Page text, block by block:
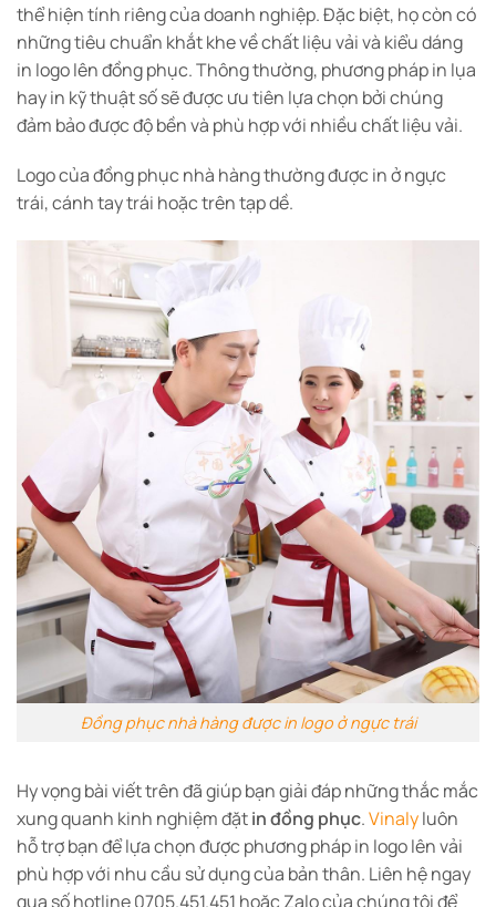
thể hiện tính riêng của doanh nghiệp. Đặc biệt, họ còn có
những tiêu chuẩn khắt khe về chất liệu vải và kiểu dáng
in logo lên đồng phục. Thông thường, phương pháp in lụa
hay in kỹ thuật số sẽ được ưu tiên lựa chọn bởi chúng
đảm bảo được độ bền và phù hợp với nhiều chất liệu vải.
Logo của đồng phục nhà hàng thường được in ở ngực
trái, cánh tay trái hoặc trên tạp dề.
Đồng phục nhà hàng được in logo ở ngực trái
Hy vọng bài viết trên đã giúp bạn giải đáp những thắc mắc
xung quanh kinh nghiệm đặtin đồng phục.Vinalyluôn
hỗ trợ bạn để lựa chọn được phương pháp in logo lên vải
phù hợp với nhu cầu sử dụng của bản thân. Liên hệ ngay
qua số hotline 0705.451.451 hoặc Zalo của chúng tôi để